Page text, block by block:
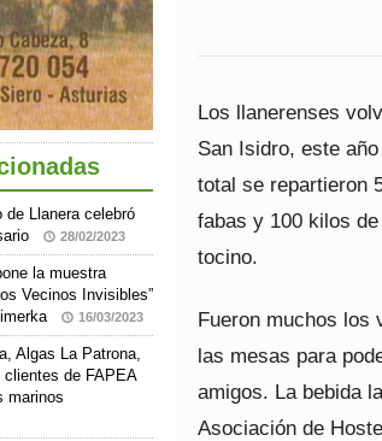
Los llanerenses
San Isidro, este
total se repartieron
fabas y 100 kilos
tocino.
Fueron muchos los
las mesas para
amigos. La bebida
Asociación de
de Llanera celebró
28/02/2023
la muestra
Vecinos Invisibles”
16/03/2023
Algas La Patrona,
de FAPEA
marinos